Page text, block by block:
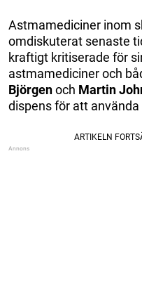
Astmamediciner inom
omdiskuterat senaste
kraftigt kritiserade för
astmamediciner och
Björgenoch Martin
dispens för att